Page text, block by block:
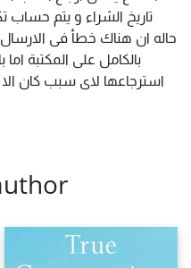
تاريخ الشراء و يتم
حاله ان هناك خطأ فى
بالكامل على المكتبة اما
استرجاعها لاى سبب كان